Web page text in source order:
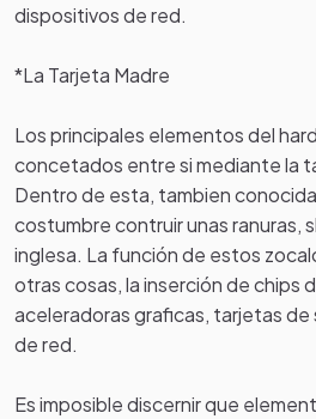
dispositivos de red.
*La Tarjeta Madre
Los principales elementos del
concetados entre si mediante la
Dentro de esta, tambien
costumbre contruir unas ranuras,
inglesa. La función de estos
otras cosas, la inserción de chips
aceleradoras graficas, tarjetas
de red.
Es imposible discernir que